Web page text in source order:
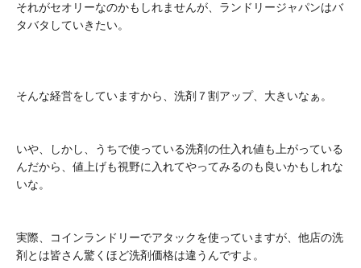
それがセオリーなのかもしれませんが、ランドリージャパンはバ
タバタしていきたい。
そんな経営をしていますから、洗剤７割アップ、大きいなぁ。
いや、しかし、うちで使っている洗剤の仕入れ値も上がっている
んだから、値上げも視野に入れてやってみるのも良いかもしれな
いな。
実際、コインランドリーでアタックを使っていますが、他店の洗
剤とは皆さん驚くほど洗剤価格は違うんですよ。